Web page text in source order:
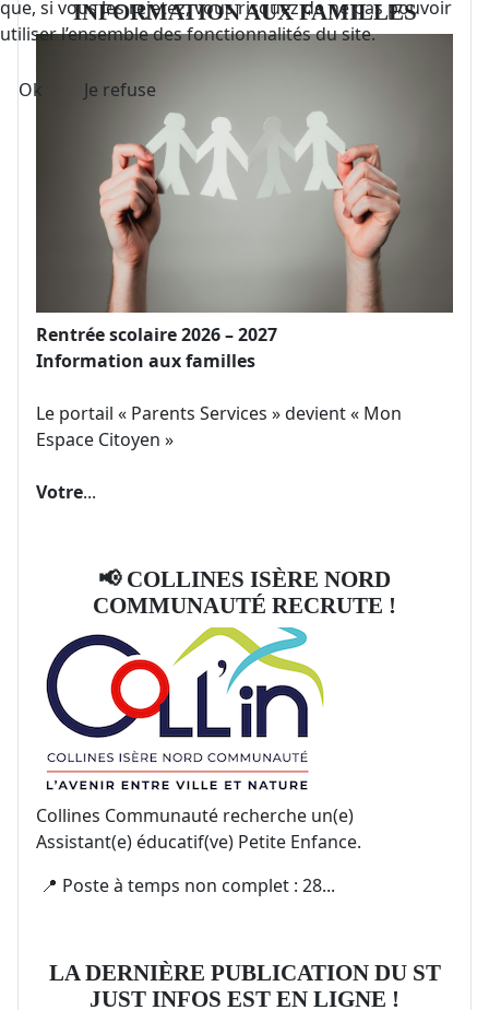
INFORMATION AUX FAMILLES
Rentrée scolaire 2026 – 2027
Information aux familles
Le portail « Parents Services » devient « Mon
Espace Citoyen »
Votre...
📢 COLLINES ISÈRE NORD
COMMUNAUTÉ RECRUTE !
Collines Communauté recherche un(e)
Assistant(e) éducatif(ve) Petite Enfance.
📍 Poste à temps non complet : 28...
LA DERNIÈRE PUBLICATION DU ST
JUST INFOS EST EN LIGNE !
que, si vous les rejetez, vous risquez de ne pas pouvoir
utiliser l’ensemble des fonctionnalités du site.
Ok Je refuse